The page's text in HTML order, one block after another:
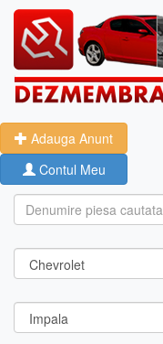
Adauga Anunt
Contul Meu